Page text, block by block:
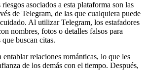
asociados a esta plataforma son las
de Telegram, de las que cualquiera puede
Al utilizar Telegram, los estafadores
nombres, fotos o detalles falsos para
que buscan citas.
entablar relaciones románticas, lo que les
de los demás con el tiempo. Después,